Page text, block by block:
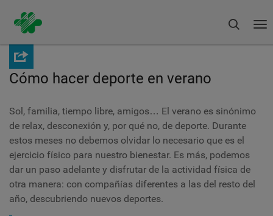
Pasar
contenido
principal
Buscar
Cómo hacer deporte en verano
Sol, familia, tiempo libre, amigos… El verano es sinónimo
de relax, desconexión y, por qué no, de deporte. Durante
estos meses no debemos olvidar lo necesario que es el
ejercicio físico para nuestro bienestar. Es más, podemos
dar un paso adelante y disfrutar de la actividad física de
otra manera: con compañías diferentes a las del resto del
año, descubriendo nuevos deportes.